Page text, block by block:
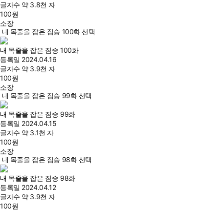
글자수 약 3.8천 자
100원
소장
내 목줄을 잡은 짐승 100화 선택
내 목줄을 잡은 짐승 100화
등록일 2024.04.16
글자수 약 3.9천 자
100원
소장
내 목줄을 잡은 짐승 99화 선택
내 목줄을 잡은 짐승 99화
등록일 2024.04.15
글자수 약 3.1천 자
100원
소장
내 목줄을 잡은 짐승 98화 선택
내 목줄을 잡은 짐승 98화
등록일 2024.04.12
글자수 약 3.9천 자
100원